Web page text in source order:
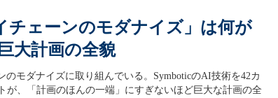
チェーンのモダナイズ」は何が
大計画の全貌
のモダナイズに取り組んでいる。SymboticのAI技術を42カ
が、「計画のほんの一端」にすぎないほど巨大な計画の全